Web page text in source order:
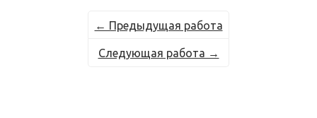
← Предыдущая работа
Следующая работа →